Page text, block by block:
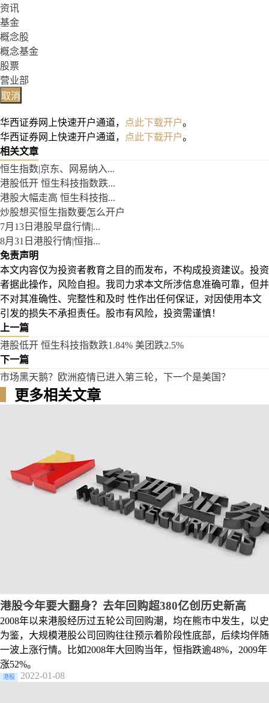
资讯
基金
概念股
概念基金
股票
营业部
取消
华西证券网上快速开户通道， 点此下载开户。
华西证券网上快速开户通道，
点此下载开户。
相关文章
恒生指数|京东、网易纳入...
港股低开 恒生科技指数跌...
港股大幅走高 恒生科技指...
炒股想买恒生指数要怎么开户
7月13日港股早盘行情|...
8月31日港股行情|恒指...
免责声明
本文内容仅为投资者教育之目的而发布，不构成投资建议。投资
者据此操作，风险自担。我司力求本文所涉信息准确可靠，但并
不对其准确性、完整性和及时 性作出任何保证，对因使用本文
引发的损失不承担责任。股市有风险，投资需谨慎！
上一篇
港股低开 恒生科技指数跌1.84% 美团跌2.5%
下一篇
市场黑天鹅？欧洲疫情已进入第三轮，下一个是美国？
更多相关文章
港股今年要大翻身？去年回购超380亿创历史新高
2008年以来港股经历过五轮公司回购潮，均在熊市中发生，以史
为鉴，大规模港股公司回购往往预示着阶段性底部，后续均伴随
一波上涨行情。比如2008年大回购当年，恒指跌逾48%，2009年
涨52%。
港股 2022-01-08